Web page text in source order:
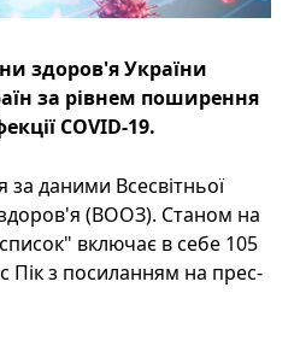
здоров'я України
за рівнем поширення
COVID-19.
за даними Всесвітньої
здоров'я (ВООЗ). Станом на
включає в себе 105
Пік з посиланням на прес-